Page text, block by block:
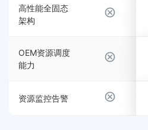
高性能全固态
架构
OEM资源调度
能力
资源监控告警